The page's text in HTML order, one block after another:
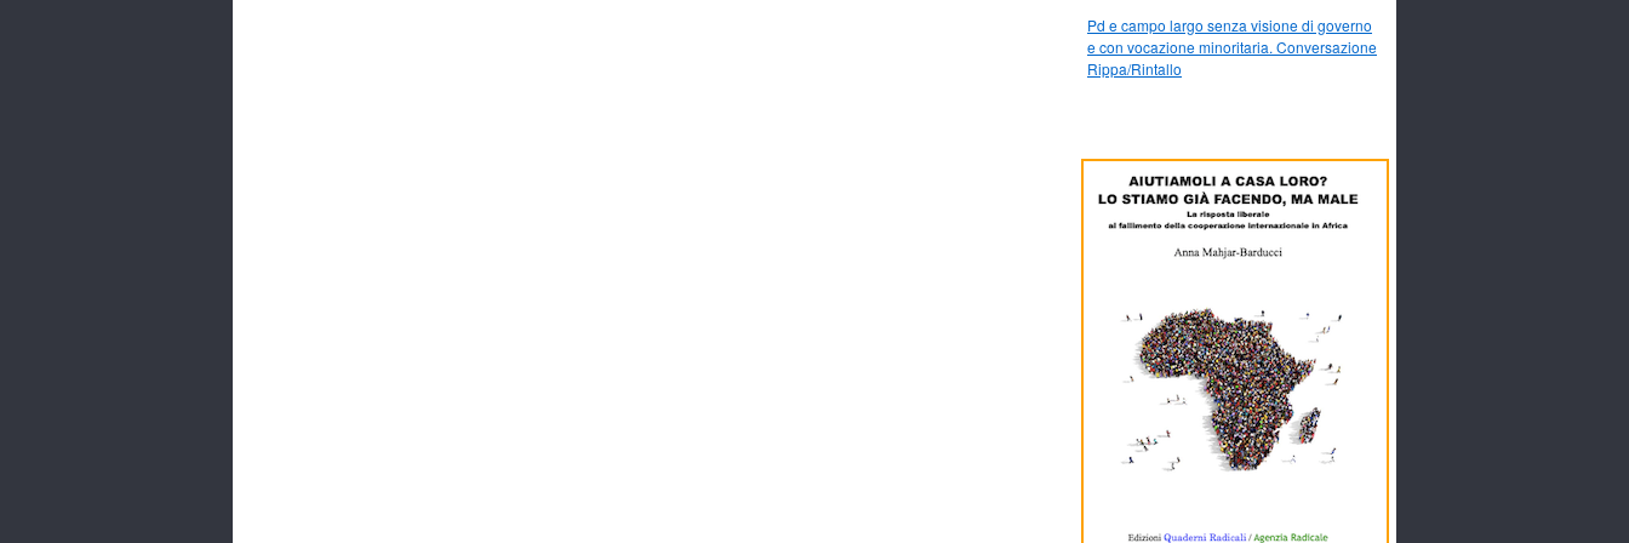
Pd e campo largo senza visione di governo
e con vocazione minoritaria. Conversazione
Rippa/Rintallo